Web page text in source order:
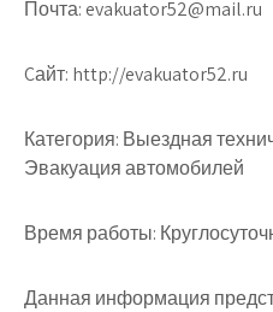
Почта: evakuator52@mail.ru
Cайт: http://evakuator52.ru
Категория: Выездная
Эвакуация автомобилей
Время работы:
Данная информация